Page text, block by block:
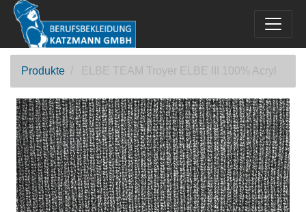
Produkte ELBE TEAM Troyer ELBE III 100% Acryl